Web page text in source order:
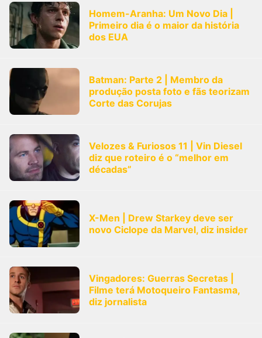
Homem-Aranha: Um Novo Dia |
Primeiro dia é o maior da história
dos EUA
Batman: Parte 2 | Membro da
produção posta foto e fãs teorizam
Corte das Corujas
Velozes & Furiosos 11 | Vin Diesel
diz que roteiro é o “melhor em
décadas”
X-Men | Drew Starkey deve ser
novo Ciclope da Marvel, diz insider
Vingadores: Guerras Secretas |
Filme terá Motoqueiro Fantasma,
diz jornalista